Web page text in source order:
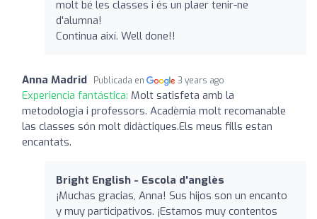
molt bé les classes i és un plaer tenir-ne
d'alumna!
Continua així. Well done!!
Anna Madrid Publicada en 3 years ago
Experiencia fantástica: Molt satisfeta amb la
metodologia i professors. Acadèmia molt recomanable
las classes són molt didàctiques.Els meus fills estan
encantats.
Bright English - Escola d'anglès
¡Muchas gracias, Anna! Sus hijos son un encanto
y muy participativos. ¡Estamos muy contentos